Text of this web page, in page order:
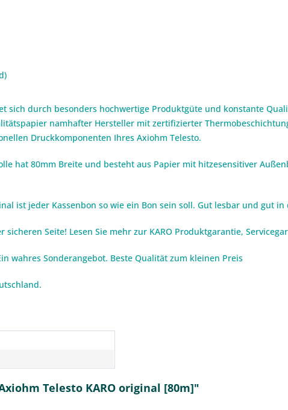
sich durch besonders hochwertige Produktgüte und konstante
namhafter Hersteller mit zertifizierter
Druckkomponenten Ihres Axiohm Telesto.
hat 80mm Breite und besteht aus Papier mit hitzesensitiver
ist jeder Kassenbon so wie ein Bon sein soll. Gut lesbar und gut in
Seite! Lesen Sie mehr zur KARO Produktgarantie,
wahres Sonderangebot. Beste Qualität zum kleinen Preis
Telesto KARO original [80m]"